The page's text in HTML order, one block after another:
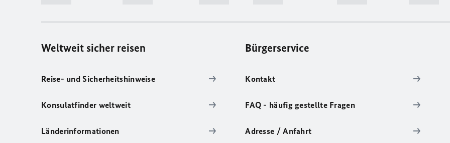
Weltweit sicher reisen
Reise- und Sicherheitshinweise
Konsulatfinder weltweit
Länderinformationen
Bürgerservice
Kontakt
FAQ - häufig gestellte Fragen
Adresse / Anfahrt